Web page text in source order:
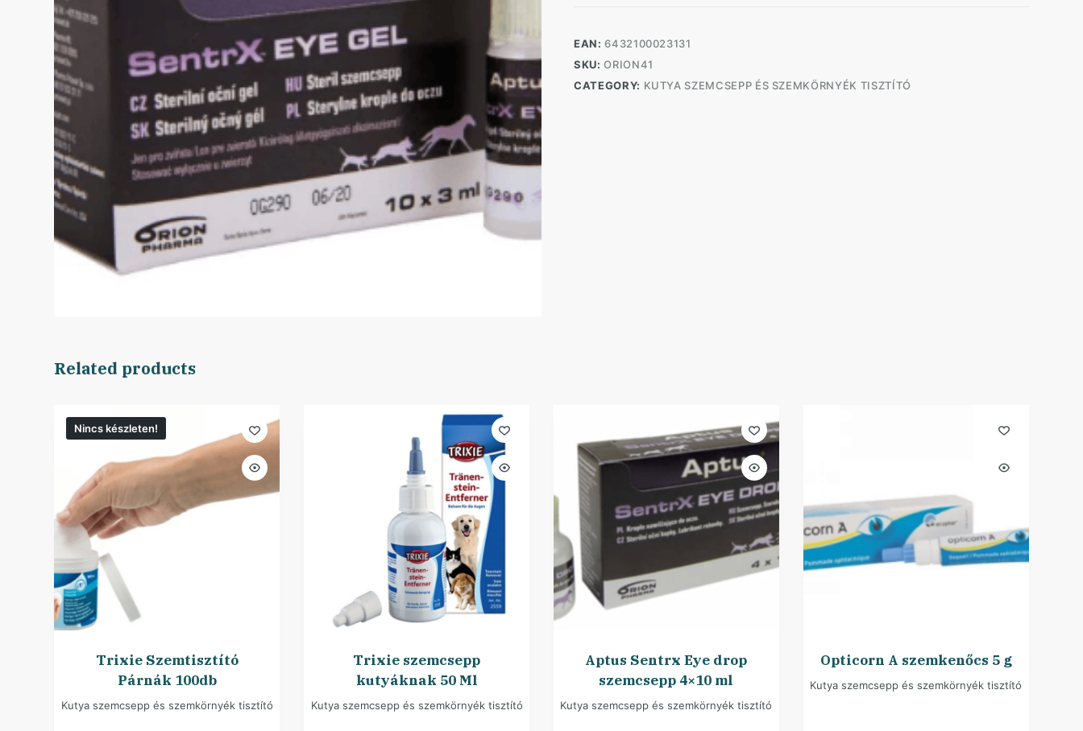
10x3
ml
quantity
EAN:6432100023131
SKU:ORION41
CATEGORY: KUTYA SZEMCSEPP ÉS SZEMKÖRNYÉK TISZTÍTÓ
Related products
Nincs készleten!
Trixie Szemtisztító
Párnák 100db
Kutya szemcsepp és szemkörnyék tisztító
Trixie szemcsepp
kutyáknak 50 Ml
Kutya szemcsepp és szemkörnyék tisztító
Aptus Sentrx Eye drop
szemcsepp 4×10 ml
Kutya szemcsepp és szemkörnyék tisztító
Opticorn A szemkenőcs 5 g
Kutya szemcsepp és szemkörnyék tisztító